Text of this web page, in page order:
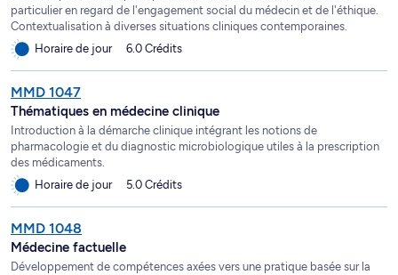
particulier en regard de l'engagement social du médecin et de l'éthique.
Contextualisation à diverses situations cliniques contemporaines.
Horaire de jour
6.0 Crédits
MMD 1047
Thématiques en médecine clinique
Introduction à la démarche clinique intégrant les notions de
pharmacologie et du diagnostic microbiologique utiles à la prescription
des médicaments.
Horaire de jour
5.0 Crédits
MMD 1048
Médecine factuelle
Développement de compétences axées vers une pratique basée sur la